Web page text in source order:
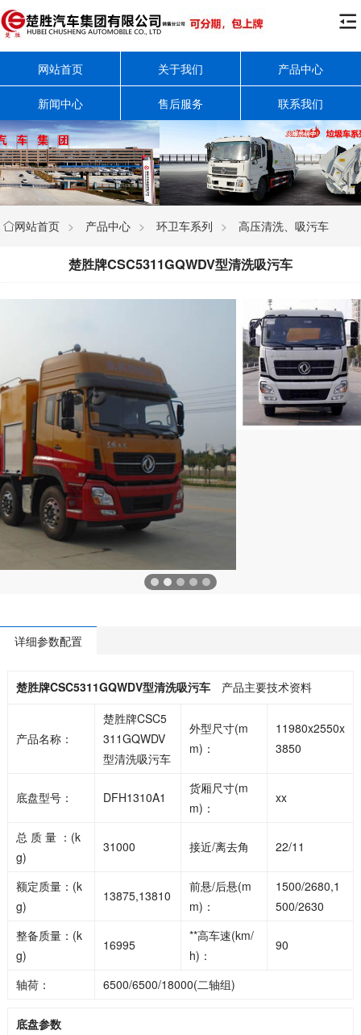

网站首页 关于我们 产品中心
新闻中心 售后服务 联系我们
网站首页 > 产品中心 > 环卫车系列 > 高压清洗、吸污车
楚胜牌CSC5311GQWDV型清洗吸污车
详细参数配置
楚胜牌CSC5311GQWDV型清洗吸污车产品主要技术资料
产品名称：
楚胜牌CSC5
311GQWDV
型清洗吸污车
外型尺寸(m
m)：
11980x2550x
3850
底盘型号： DFH1310A1
货厢尺寸(m
m)：
xx
总 质 量 ：(k
g)
31000 接近/离去角 22/11
额定质量：(k
g)
13875,13810
前悬/后悬(m
m)：
1500/2680,1
500/2630
整备质量：(k
g)
16995
**高车速(km/
h)：
90
轴荷： 6500/6500/18000(二轴组)
底盘参数